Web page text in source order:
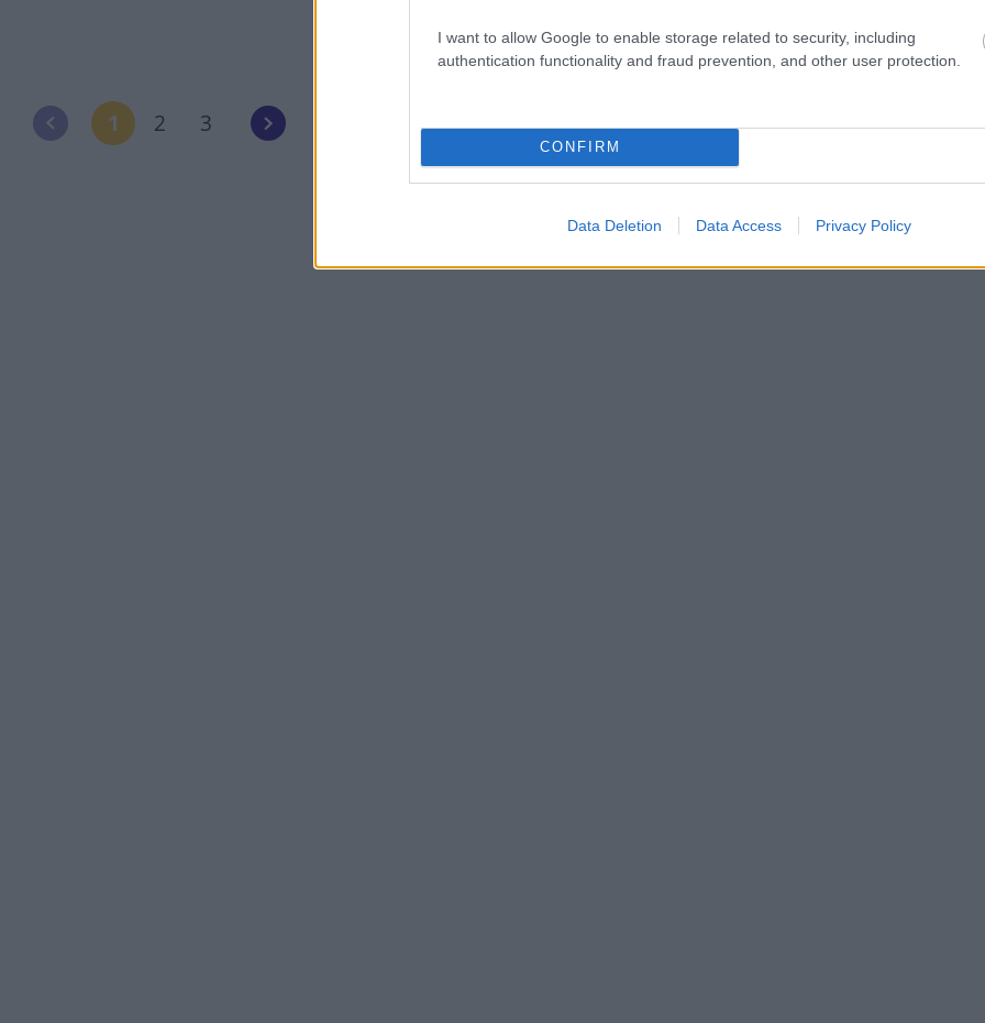
I want to allow Google to enable storage related to security, including
authentication functionality and fraud prevention, and other user protection.
CONFIRM
Data Deletion Data Access Privacy Policy
1 2 3